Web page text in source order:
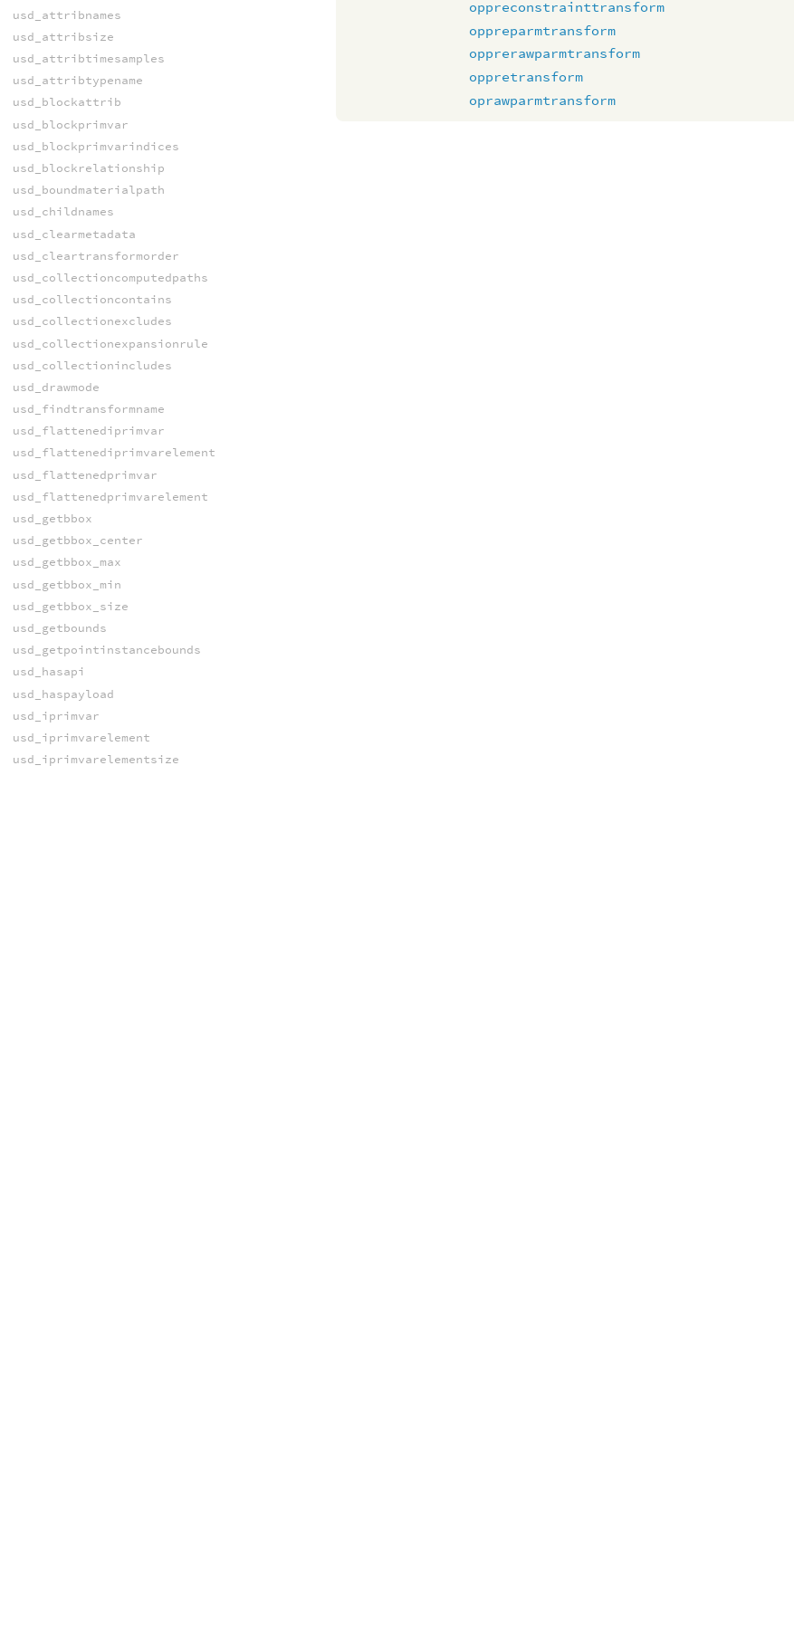
oppreconstrainttransform
oppreparmtransform
opprerawparmtransform
oppretransform
oprawparmtransform
usd_attribnames
usd_attribsize
usd_attribtimesamples
usd_attribtypename
usd_blockattrib
usd_blockprimvar
usd_blockprimvarindices
usd_blockrelationship
usd_boundmaterialpath
usd_childnames
usd_clearmetadata
usd_cleartransformorder
usd_collectioncomputedpaths
usd_collectioncontains
usd_collectionexcludes
usd_collectionexpansionrule
usd_collectionincludes
usd_drawmode
usd_findtransformname
usd_flattenediprimvar
usd_flattenediprimvarelement
usd_flattenedprimvar
usd_flattenedprimvarelement
usd_getbbox
usd_getbbox_center
usd_getbbox_max
usd_getbbox_min
usd_getbbox_size
usd_getbounds
usd_getpointinstancebounds
usd_hasapi
usd_haspayload
usd_iprimvar
usd_iprimvarelement
usd_iprimvarelementsize